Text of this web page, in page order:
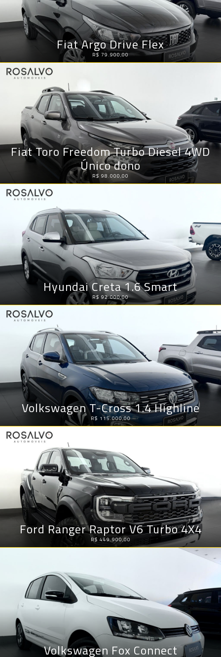
Fiat Argo Drive Flex
R$ 79.900,00
Fiat Toro Freedom Turbo Diesel 4WD
Único dono
R$ 98.000,00
Hyundai Creta 1.6 Smart
R$ 92.000,00
Volkswagen T-Cross 1.4 Highline
R$ 115.000,00
Ford Ranger Raptor V6 Turbo 4X4
R$ 449.900,00
Volkswagen Fox Connect